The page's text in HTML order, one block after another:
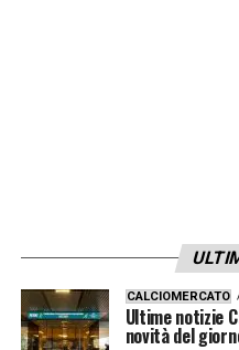
CALCIOMERCATO
Ultime notizie
novità del